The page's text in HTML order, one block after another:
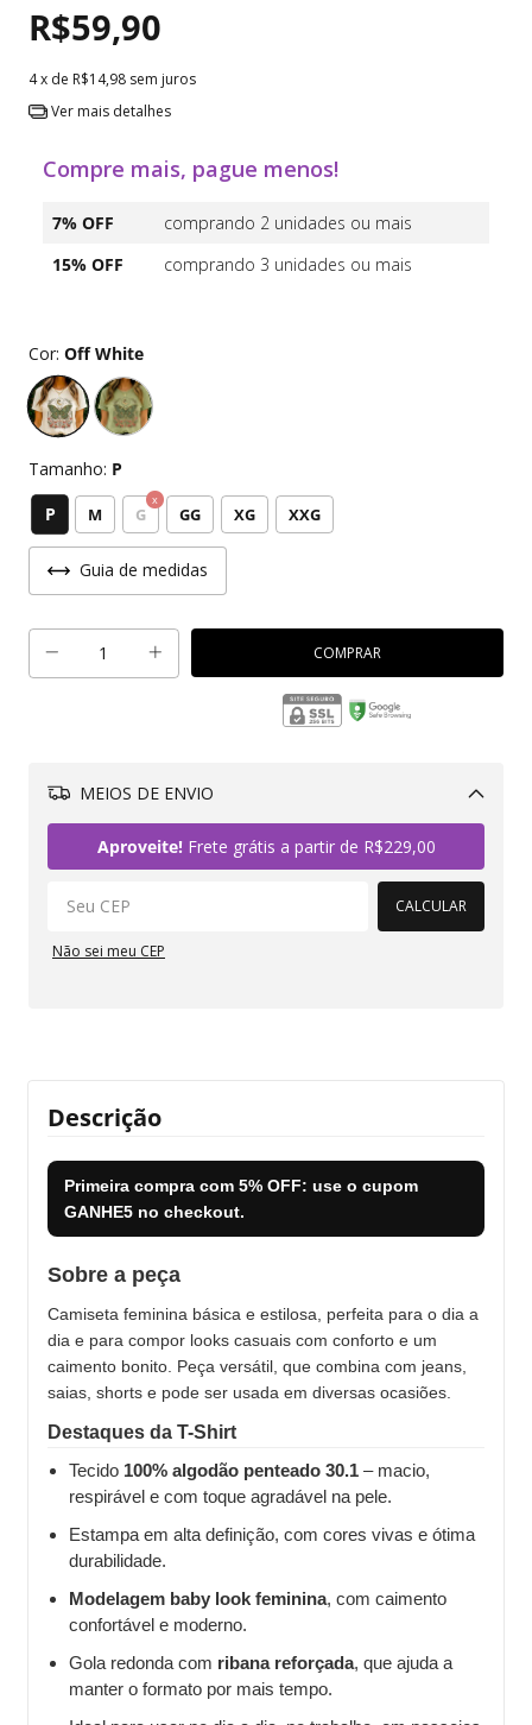
R$59,90
4x de R$14,98 sem juros
Ver mais detalhes
Compre mais, pague menos!
7% OFF
comprando 2 unidades ou mais
15% OFF
comprando 3 unidades ou mais
Cor: Off White
Tamanho: P
P M G GG XG XXG
Guia de medidas
MEIOS DE ENVIO
Aproveite!Frete grátis a partir de R$229,00
CALCULAR
Não sei meu CEP
Descrição
Primeira compra com 5% OFF: use o cupom
GANHE5 no checkout.
Sobre a peça
Camiseta feminina básica e estilosa, perfeita para o dia a
dia e para compor looks casuais com conforto e um
caimento bonito. Peça versátil, que combina com jeans,
saias, shorts e pode ser usada em diversas ocasiões.
Destaques da T-Shirt
Tecido 100% algodão penteado 30.1 – macio,
respirável e com toque agradável na pele.
Estampa em alta definição, com cores vivas e ótima
durabilidade.
Modelagem baby look feminina, com caimento
confortável e moderno.
Gola redonda com ribana reforçada, que ajuda a
manter o formato por mais tempo.